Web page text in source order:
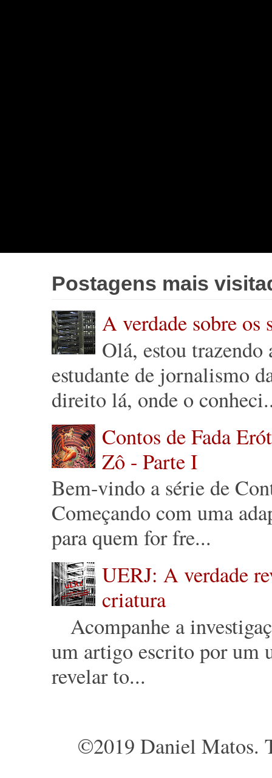
Postagens mais
A verdade sobre
Olá, estou
estudante de jornalismo
direito lá, onde o
Contos de Fada
Zô - Parte I
Bem-vindo a série de
Começando com uma
para quem for fre...
UERJ: A verdade
criatura
Acompanhe a
um artigo escrito por um
revelar to...
©2019 Daniel Matos.